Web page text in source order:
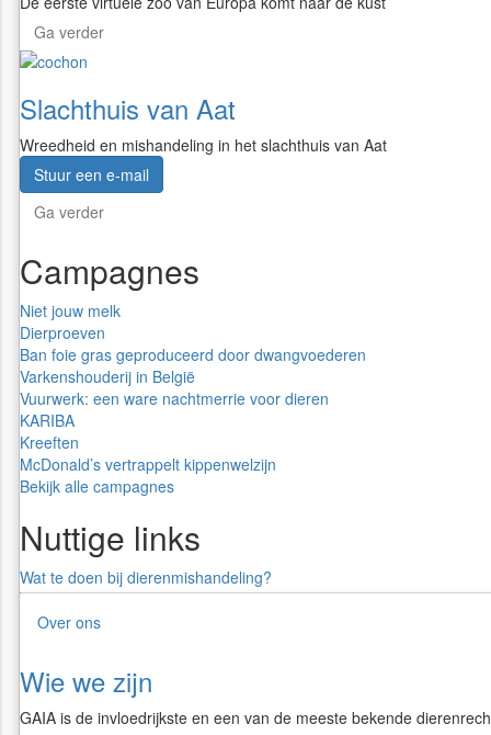
Ga verder
Slachthuis van Aat
Wreedheid en mishandeling in het slachthuis van Aat
Stuur een e-mail
Ga verder
Campagnes
Niet jouw melk
Dierproeven
Ban foie gras geproduceerd door dwangvoederen
Varkenshouderij in België
Vuurwerk: een ware nachtmerrie voor dieren
KARIBA
Kreeften
McDonald’s vertrappelt kippenwelzijn
Bekijk alle campagnes
Nuttige links
Wat te doen bij dierenmishandeling?
Over ons
Wie we zijn
GAIA is de invloedrijkste en een van de meeste bekende